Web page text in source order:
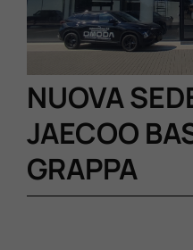
Contattaci
NUOVA
JAECOO
GRAPPA